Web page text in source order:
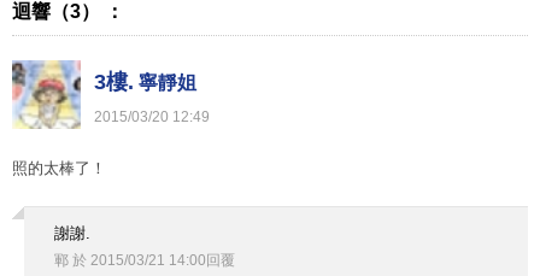
迴響（3） ：
3樓. 寧靜姐
2015/03/20 12:49
照的太棒了！
謝謝.
鄆 於 2015/03/21 14:00 回覆